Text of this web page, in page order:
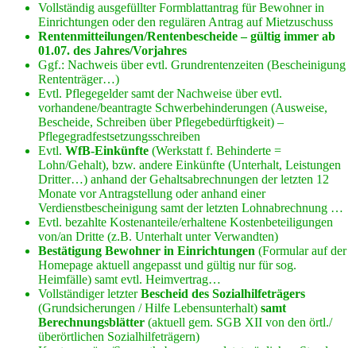
Vollständig ausgefüllter Formblattantrag für Bewohner in
Einrichtungen oder den regulären Antrag auf Mietzuschuss
Rentenmitteilungen/Rentenbescheide – gültig immer ab
01.07. des Jahres/Vorjahres
Ggf.: Nachweis über evtl. Grundrentenzeiten (Bescheinigung
Rententräger…)
Evtl. Pflegegelder samt der Nachweise über evtl.
vorhandene/beantragte Schwerbehinderungen (Ausweise,
Bescheide, Schreiben über Pflegebedürftigkeit) –
Pflegegradfestsetzungsschreiben
Evtl. WfB-Einkünfte (Werkstatt f. Behinderte =
Lohn/Gehalt), bzw. andere Einkünfte (Unterhalt, Leistungen
Dritter…) anhand der Gehaltsabrechnungen der letzten 12
Monate vor Antragstellung oder anhand einer
Verdienstbescheinigung samt der letzten Lohnabrechnung …
Evtl. bezahlte Kostenanteile/erhaltene Kostenbeteiligungen
von/an Dritte (z.B. Unterhalt unter Verwandten)
Bestätigung Bewohner in Einrichtungen (Formular auf der
Homepage aktuell angepasst und gültig nur für sog.
Heimfälle) samt evtl. Heimvertrag…
Vollständiger letzterBescheid des Sozialhilfeträgers
(Grundsicherungen / Hilfe Lebensunterhalt) samt
Berechnungsblätter (aktuell gem. SGB XII von den örtl./
überörtlichen Sozialhilfeträgern)